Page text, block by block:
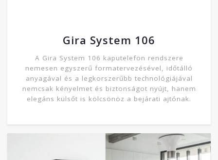
Gira System 106
A Gira System 106 kaputelefon rendszere
nemesen egyszerű formatervezésével, időtálló
anyagával és a legkorszerűbb technológiájával
nemcsak kényelmet és biztonságot nyújt, hanem
elegáns külsőt is kölcsönöz a bejárati ajtónak.